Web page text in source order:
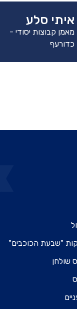
איתי סלע
מאמן קבוצות יסודי -
כדורעף
"שבעת הכוכבים"
שולחן